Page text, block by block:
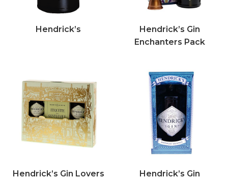
Hendrick’s
Hendrick’s Gin
Enchanters Pack
Hendrick’s Gin Lovers
Hendrick’s Gin